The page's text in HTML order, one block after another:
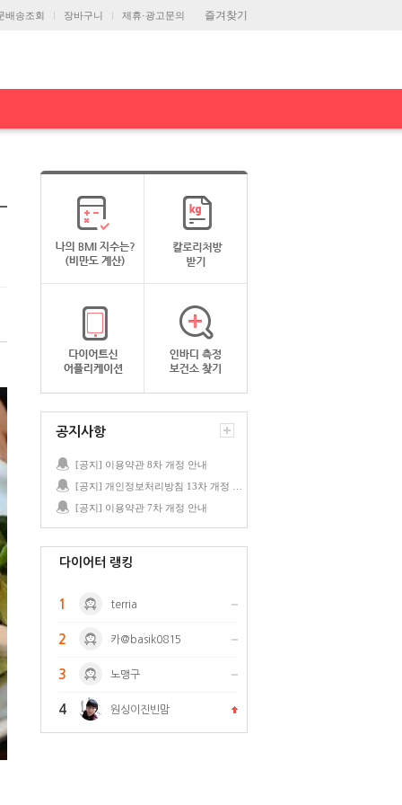
즐겨찾기
배송조회 장바구니 제휴·광고문의
공지사항
[공지] 이용약관 8차 개정 안내
[공지] 이용약관 7차 개정 안내
다이어터 랭킹
1 terria
2 카@basik0815
3 노맹구
4 원싱이진빈맘